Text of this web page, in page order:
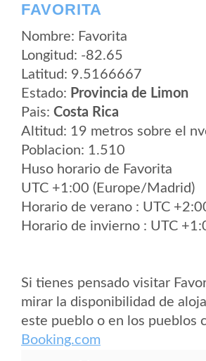
FAVORITA
Nombre: Favorita
Longitud: -82.65
Latitud: 9.5166667
Estado: Provincia de Limon
Pais: Costa Rica
Altitud: 19 metros sobre el
Poblacion: 1.510
Huso horario de Favorita
UTC +1:00 (Europe/Madrid)
Horario de verano : UTC
Horario de invierno : UTC
Si tienes pensado visitar
mirar la disponibilidad de
este pueblo o en los pueblos
Booking.com